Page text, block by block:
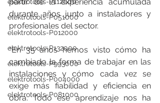
elektrotools-P051000
elektrotools-P012000
elektrotools-P132000
elektrotools-P993000
elektrotools-P004000
elektrotools-P081000
durante años junto a instaladores y
profesionales del sector.
“En 35 años hemos visto cómo ha
cambiado la forma de trabajar en las
instalaciones y cómo cada vez se
exige más fiabilidad y eficiencia en
obra. Todo ese aprendizaje nos ha